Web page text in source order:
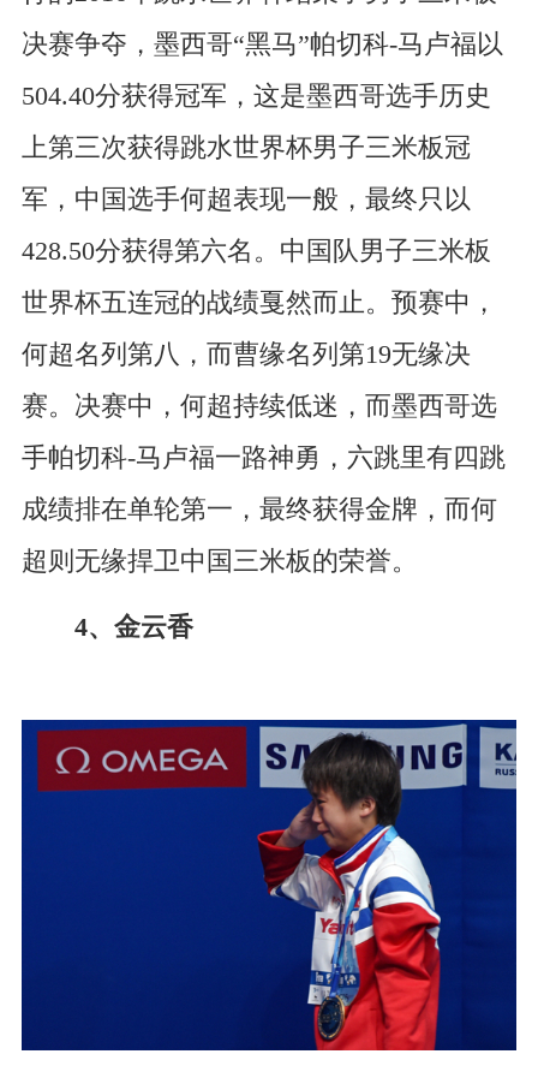
决赛争夺，墨西哥“黑马”帕切科-马卢福以
504.40分获得冠军，这是墨西哥选手历史
上第三次获得跳水世界杯男子三米板冠
军，中国选手何超表现一般，最终只以
428.50分获得第六名。中国队男子三米板
世界杯五连冠的战绩戛然而止。预赛中，
何超名列第八，而曹缘名列第19无缘决
赛。决赛中，何超持续低迷，而墨西哥选
手帕切科-马卢福一路神勇，六跳里有四跳
成绩排在单轮第一，最终获得金牌，而何
超则无缘捍卫中国三米板的荣誉。
4、金云香